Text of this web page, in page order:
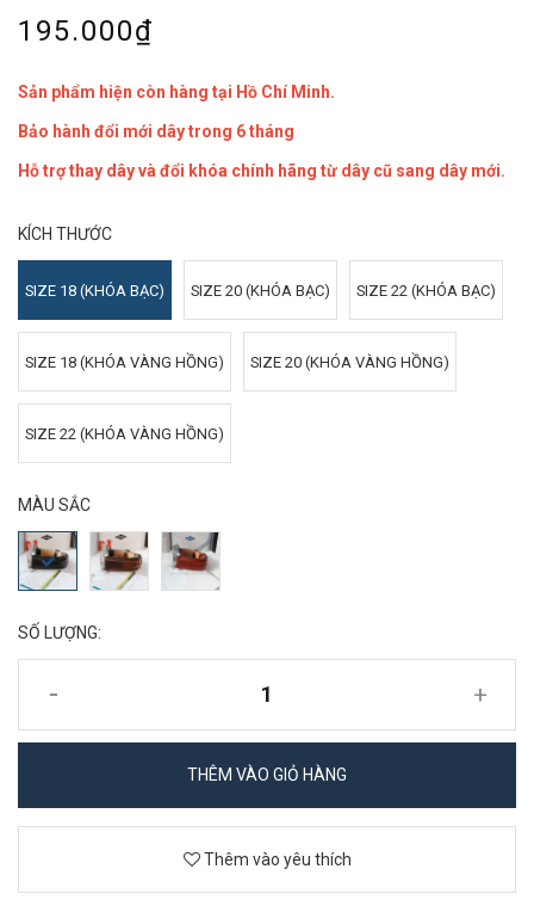
195.000₫
Sản phẩm hiện còn hàng tại Hồ Chí Minh.
Bảo hành đổi mới dây trong 6 tháng
Hỗ trợ thay dây và đổi khóa chính hãng từ dây cũ sang dây mới.
KÍCH THƯỚC
SIZE 18 (KHÓA BẠC) SIZE 20 (KHÓA BẠC) SIZE 22 (KHÓA BẠC)
SIZE 18 (KHÓA VÀNG HỒNG) SIZE 20 (KHÓA VÀNG HỒNG)
SIZE 22 (KHÓA VÀNG HỒNG)
MÀU SẮC
SỐ LƯỢNG:
- +
THÊM VÀO GIỎ HÀNG
Thêm vào yêu thích